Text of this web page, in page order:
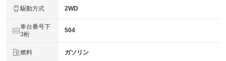
駆動方式 2WD
車台番号下
3桁
504
燃料 ガソリン